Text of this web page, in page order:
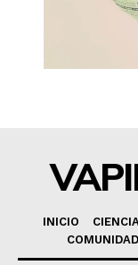
INICIO CIENCIA
COMUNIDAD